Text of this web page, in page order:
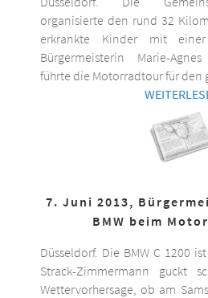
organisierte den rund 32
erkrankte Kinder mit einer
Bürgermeisterin Marie-
führte die Motorradtour für den
7. Juni 2013,
BMW beim
Düsseldorf. Die BMW C 1200
Strack-Zimmermann guckt
Wettervorhersage, ob am